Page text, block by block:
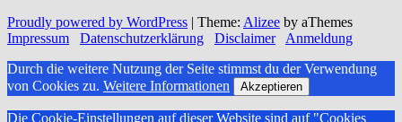
Proudly powered by WordPress | Theme: Alizee by aThemes
Impressum
Datenschutzerklärung Disclaimer
Anmeldung
Durch die weitere Nutzung der Seite stimmst du der Verwendung
von Cookies zu. Weitere Informationen Akzeptieren
Die Cookie-Einstellungen auf dieser Website sind auf "Cookies